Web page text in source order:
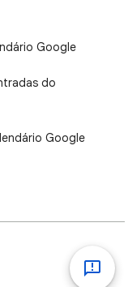
Google
do
Google